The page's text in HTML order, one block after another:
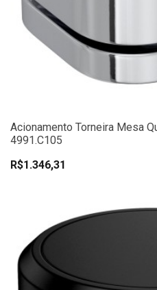
Acionamento Torneira Mesa
4991.C105
R$1.346,31